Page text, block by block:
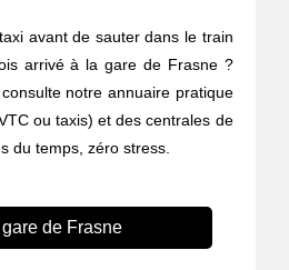
avant de sauter dans le train
arrivé à la gare de Frasne ?
notre annuaire pratique
ou taxis) et des centrales de
du temps, zéro stress.
de Frasne